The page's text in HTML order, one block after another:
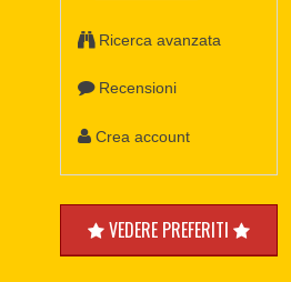
Ricerca avanzata
Recensioni
Crea account
VEDERE PREFERITI